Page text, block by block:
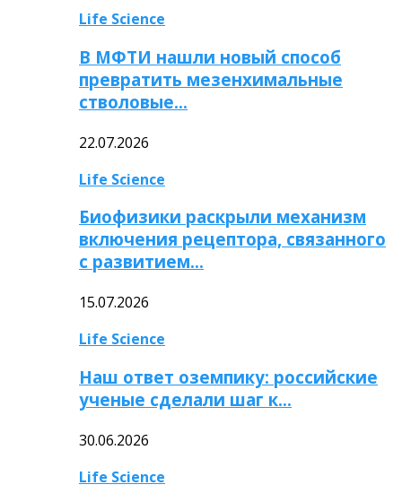
Life Science
В МФТИ нашли новый способ
превратить мезенхимальные
стволовые…
22.07.2026
Life Science
Биофизики раскрыли механизм
включения рецептора, связанного
с развитием…
15.07.2026
Life Science
Наш ответ оземпику: российские
ученые сделали шаг к…
30.06.2026
Life Science